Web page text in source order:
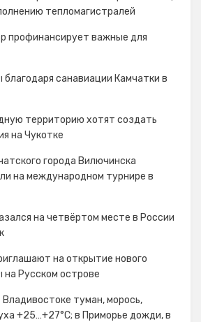
тепломагистралей
профинансирует важные для
санавиации Камчатки в
территорию хотят создать
на Чукотке
города Вилючинска
на международном турнире в
на четвёртом месте в России
на открытие нового
на Русском острове
туман, морось,
+25…+27°С; в Приморье дожди, в